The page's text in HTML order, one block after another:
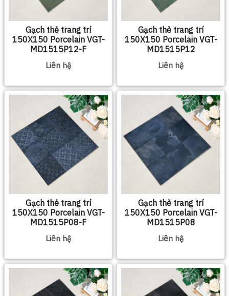
Gạch thẻ trang trí
150X150 Porcelain VGT-
MD1515P12-F
Liên hệ
Gạch thẻ trang trí
150X150 Porcelain VGT-
MD1515P12
Liên hệ
Gạch thẻ trang trí
150X150 Porcelain VGT-
MD1515P08-F
Liên hệ
Gạch thẻ trang trí
150X150 Porcelain VGT-
MD1515P08
Liên hệ